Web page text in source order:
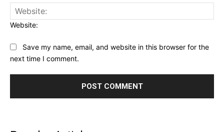
Website:
Save my name, email, and website in this browser for the
next time I comment.